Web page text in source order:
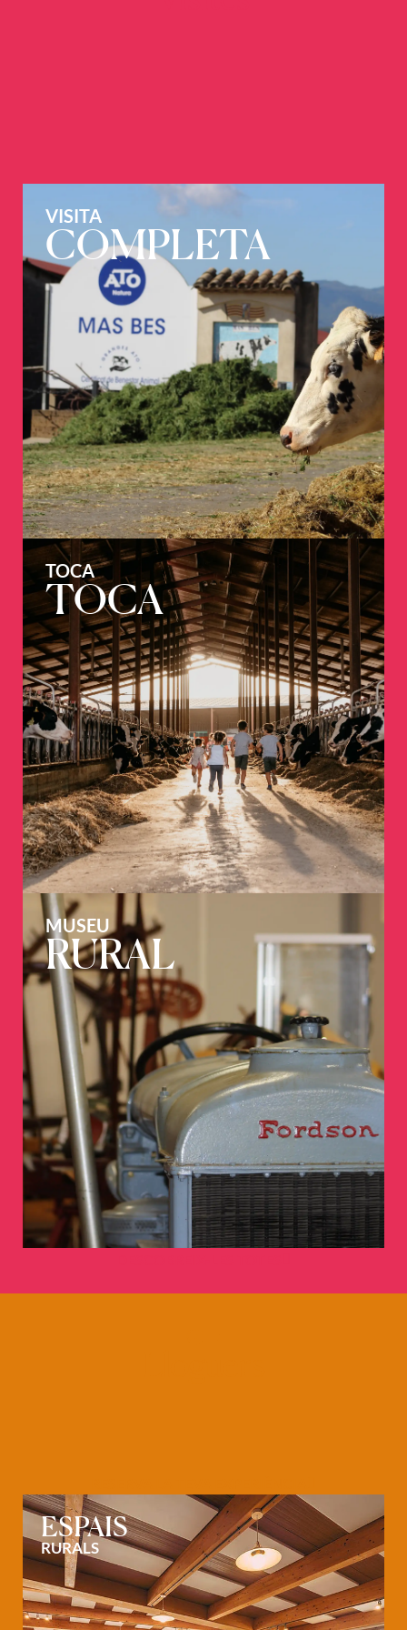
VISITA
COMPLETA
TOCA
TOCA
MUSEU
RURAL
ESPAIS
RURALS